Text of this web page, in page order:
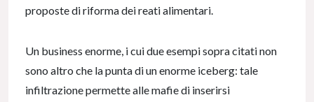
proposte di riforma dei reati alimentari.
Un business enorme, i cui due esempi sopra citati non
sono altro che la punta di un enorme iceberg: tale
infiltrazione permette alle mafie di inserirsi